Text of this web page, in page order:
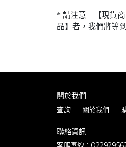
* 請注意！【現貨
品】者，我們將等
關於我們
查詢 關於我們
聯絡資訊
客服專線：